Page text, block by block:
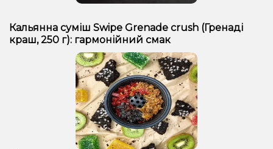
Кальянна суміш Swipe Grenade crush (Гренаді
краш, 250 г): гармонійний смак